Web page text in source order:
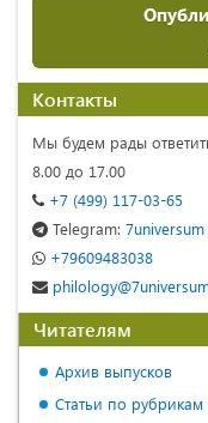
Контакты
Мы будем рады
8.00 до 17.00
+7 (499) 117-03-65
Telegram: 7universum
+79609483038
Читателям
Архив выпусков
Статьи по рубрикам